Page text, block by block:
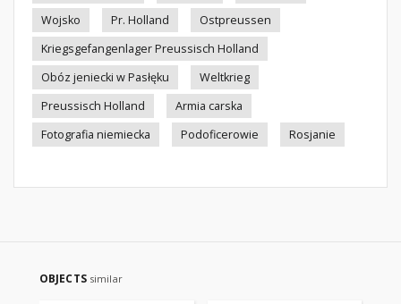
Wojsko
Pr. Holland
Ostpreussen
Kriegsgefangenlager Preussisch Holland
Obóz jeniecki w Pasłęku
Weltkrieg
Preussisch Holland
Armia carska
Fotografia niemiecka
Podoficerowie Rosjanie
OBJECTS similar